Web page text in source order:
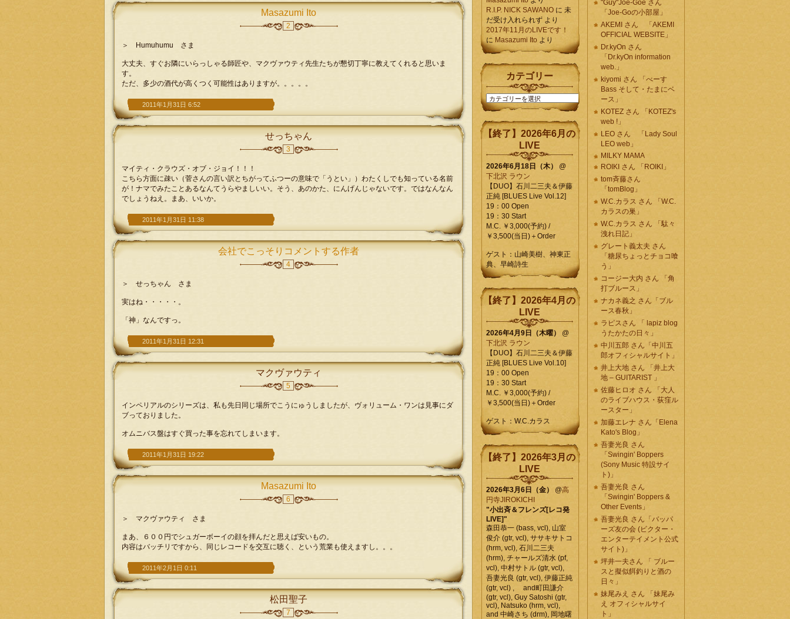
Masazumi Ito
2
＞ Humuhumu さま
大丈夫、すぐお隣にいらっしゃる師匠や、マクヴァウティ先生たちが懇切丁寧に教えてくれると思いま
す。
ただ、多少の酒代が高くつく可能性はありますが。。。。。
2011年1月31日 6:52
せっちゃん
3
マイティ・クラウズ・オブ・ジョイ！！！
こちら方面に疎い（菅さんの言い訳とちがってふつーの意味で「うとい」）わたくしでも知っている名前
が！ナマでみたことあるなんてうらやましいい。そう、あのかた、にんげんじゃないです。ではなんなん
でしょうねえ。まあ、いいか。
2011年1月31日 11:38
会社でこっそりコメントする作者
4
＞ せっちゃん さま
実はね・・・・・。
「神」なんですっ。
2011年1月31日 12:31
マクヴァウティ
5
インペリアルのシリーズは、私も先日同じ場所でこうにゅうしましたが、ヴォリューム・ワンは見事にダ
ブっておりました。
オムニバス盤はすぐ買った事を忘れてしまいます。
2011年1月31日 19:22
Masazumi Ito
6
＞ マクヴァウティ さま
まあ、６００円でシュガーボーイの顔を拝んだと思えば安いもの。
内容はバッチリですから、同じレコードを交互に聴く、という荒業も使えますし。。。
2011年2月1日 0:11
松田聖子
7
R.I.P. NICK SAWANO に 未
だ受け入れられず より
2017年11月のLIVEです！
に Masazumi Ito より
カテゴリー
カ
テ
リ
ー
【終了】2026年6月の
LIVE
2026年6月18日（木）
@
下北沢 ラウン
【DUO】石川二三夫＆伊藤
正純 [BLUES Live Vol.12]
19：00 Open
19：30 Start
M.C. ￥3,000(予約) /
￥3,500(当日)＋Order
ゲスト：山崎美樹、神東正
典、早崎詩生
【終了】2026年4月の
LIVE
2026年4月9日（木曜）
@
下北沢 ラウン
【DUO】石川二三夫＆伊藤
正純 [BLUES Live Vol.10]
19：00 Open
19：30 Start
M.C. ￥3,000(予約) /
￥3,500(当日)＋Order
ゲスト：W.C.カラス
【終了】2026年3月の
LIVE
2026年3月6日（金） @高
円寺JIROKICHI
"小出斉＆フレンズ[レコ発
LIVE]"
森田恭一 (bass, vcl), 山室
俊介 (gtr, vcl), ササキサトコ
(hrm, vcl), 石川二三夫
(hrm), チャールズ清水 (pf,
vcl), 中村サトル (gtr, vcl),
吾妻光良 (gtr, vcl), 伊藤正純
(gtr, vcl) , and町田謙介
(gtr, vcl), Guy Satoshi (gtr,
vcl), Natsuko (hrm, vcl),
and 中崎さち (drm), 岡地曙
"Guy"Joe-Goe さん
「Joe-Goの小部屋」
AKEMI さん 「AKEMI
OFFICIAL WEBSITE」
Dr.kyOn さん
「Dr.kyOn information
web.」
kiyomi さん 「べーす
Bass そして・たまにベ
ース」
KOTEZ さん 「KOTEZ's
web !」
LEO さん 「Lady Soul
LEO web」
MILKY MAMA
ROIKI さん 「ROIKI」
tom斉藤さん
「tomBlog」
W.C.カラス さん 「W.C.
カラスの巣」
W.C.カラス さん 「駄々
洩れ日記」
グレート義太夫 さん
「糖尿ちょっとチョコ喰
う」
コージー大内 さん 「角
打ブルース」
ナカネ義之 さん「ブル
ース春秋」
ラピスさん 「 lapiz blog
うたかたの日々」
中川五郎 さん「中川五
郎オフィシャルサイト」
井上大地 さん 「井上大
地 – GUITARIST 」
佐藤ヒロオ さん 「大人
のライブハウス・荻窪ル
ースター」
加藤エレナ さん「Elena
Kato's Blog」
吾妻光良 さん
「Swingin' Boppers
(Sony Music 特設サイ
ト)」
吾妻光良 さん
「Swingin' Boppers &
Other Events」
吾妻光良 さん「バッパ
ーズ友の会 (ビクター・
エンターテイメント公式
サイト)」
坪井一夫さん 「 ブルー
スと擬似餌釣りと酒の
日々」
妹尾みえ さん 「妹尾み
え オフィシャルサイ
ト」